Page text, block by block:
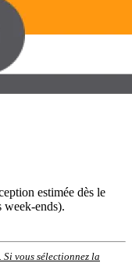
estimée dès le
week-ends).
vous sélectionnez la